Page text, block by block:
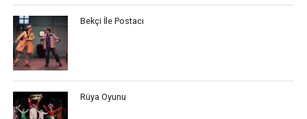
Bekçi İle Postacı
Rüya Oyunu